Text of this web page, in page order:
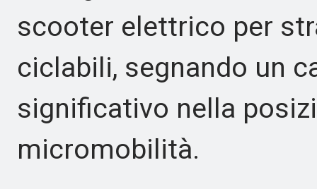
scooter elettrico per
ciclabili, segnando un
significativo nella
micromobilità.